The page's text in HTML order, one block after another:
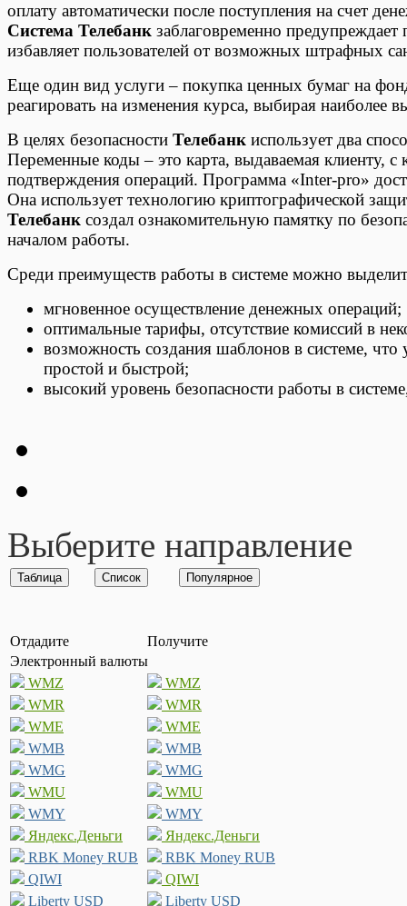
оплату автоматически после поступления на счет
Система Телебанк заблаговременно
избавляет пользователей от возможных штрафных
Еще один вид услуги – покупка ценных бумаг на
реагировать на изменения курса, выбирая наиболее
В целях безопасности Телебанк использует два
Переменные коды – это карта, выдаваемая клиенту,
подтверждения операций. Программа «Inter-pro»
Она использует технологию криптографической
Телебанк создал ознакомительную памятку по
началом работы.
Среди преимуществ работы в системе можно
мгновенное осуществление денежных операций;
оптимальные тарифы, отсутствие комиссий в
возможность создания шаблонов в системе,
простой и быстрой;
высокий уровень безопасности работы в
Выберите направление
Отдадите
Получите
Электронный валюты
WMZ
WMZ
WMR
WMR
WME
WME
WMB
WMB
WMG
WMG
WMU
WMU
WMY
WMY
Яндекс.Деньги
Яндекс.Деньги
RBK Money RUB
RBK Money RUB
QIWI
QIWI
Liberty USD
Liberty USD